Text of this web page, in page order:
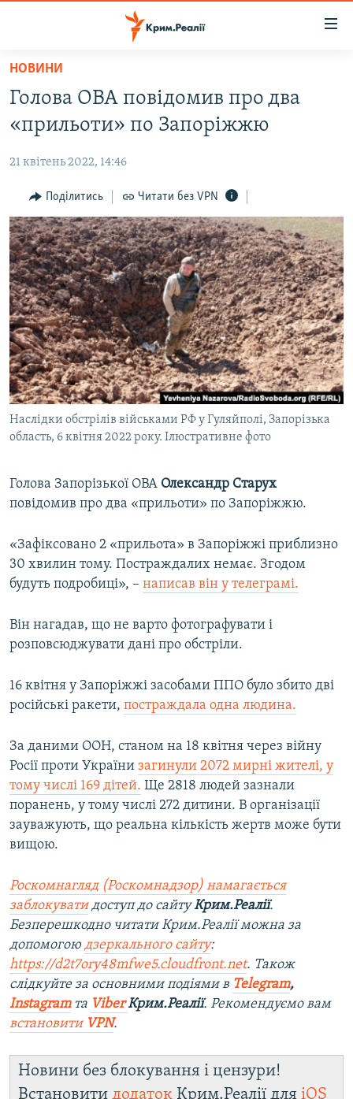
Перейти
основного
матеріалу
Перейти
до
навігації
Перейти
до
пошуку
ВІДЕО ТА ФОТО
ПОЛІТИКА
БЛОГИ
ПОГЛЯД
ІНТЕРВ'Ю
ВСЕ ЗА ДЕНЬ
СПЕЦПРОЕКТИ
ДЕПОРТАЦІЯ
ВІДЕОУРОКИ «ELIFBE»
СВІДЧЕННЯ ОКУПАЦІЇ
УКРАЇНСЬКА ПРОБЛЕМА КРИМУ
ЯК ОБІЙТИ БЛОКУВАННЯ
Русский
Qırımtatar
НОВИНИ
Голова ОВА повідомив про два
«прильоти» по Запоріжжю
21 квітень 2022, 14:46
Поділитись Читати без VPN
Наслідки обстрілів військами РФ у Гуляйполі, Запорізька
область, 6 квітня 2022 року. Ілюстративне фото
Голова Запорізької ОВА Олександр Старух
повідомив про два «прильоти» по Запоріжжю.
«Зафіксовано 2 «прильота» в Запоріжжі приблизно
30 хвилин тому. Постраждалих немає. Згодом
будуть подробиці», – написав він у телеграмі.
Він нагадав, що не варто фотографувати і
розповсюджувати дані про обстріли.
16 квітня у Запоріжжі засобами ППО було збито дві
російські ракети, постраждала одна людина.
За даними ООН, станом на 18 квітня через війну
Росії проти України загинули 2072 мирні жителі, у
тому числі 169 дітей. Ще 2818 людей зазнали
поранень, у тому числі 272 дитини. В організації
зауважують, що реальна кількість жертв може бути
вищою.
Роскомнагляд (Роскомнадзор) намагається
заблокуватидоступ до сайтуКрим.Реалії.
Безперешкодно читати Крим.Реалії можна за
допомогою дзеркального сайту:
https://d2t7ory48mfwe5.cloudfront.net. Також
слідкуйте за основними подіями в Telegram,
Instagramта ViberКрим.Реалії. Рекомендуємо вам
встановити VPN.
Новини без блокування і цензури!
Встановити додаток Крим.Реалії для iOS